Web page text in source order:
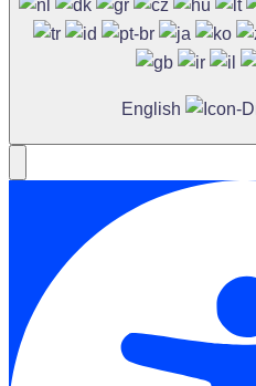
English